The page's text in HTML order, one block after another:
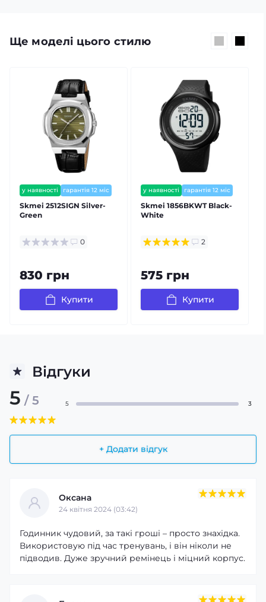
Ще моделі цього стилю
у наявності гарантія 12 міс
Skmei 2512SIGN Silver-
Green
0
830 грн
Купити
у наявності гарантія 12 міс
Skmei 1856BKWT Black-
White
2
575 грн
Купити
Відгуки
5 / 5
+ Додати відгук
5 3
Оксана
24 квітня 2024 (03:42)
Годинник чудовий, за такі гроші – просто знахідка.
Використовую під час тренувань, і він ніколи не
підводив. Дуже зручний ремінець і міцний корпус.